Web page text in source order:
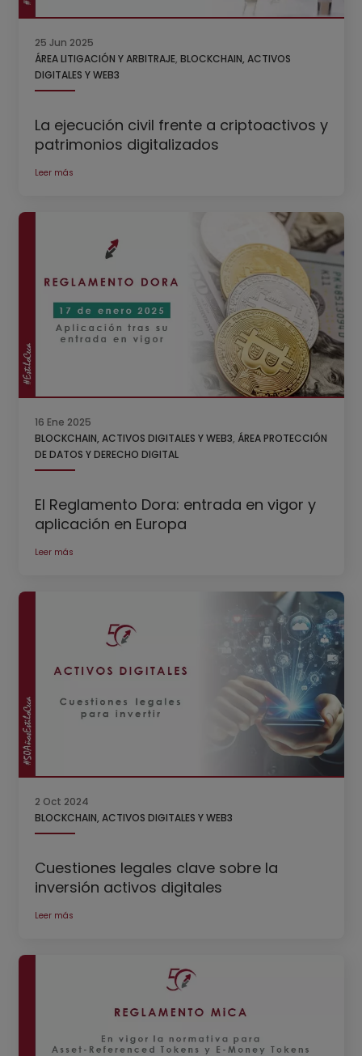
25 Jun 2025
ÁREA LITIGACIÓN Y ARBITRAJE, BLOCKCHAIN, ACTIVOS
DIGITALES Y WEB3
La ejecución civil frente a criptoactivos y
patrimonios digitalizados
Leer más
16 Ene 2025
BLOCKCHAIN, ACTIVOS DIGITALES Y WEB3, ÁREA PROTECCIÓN
DE DATOS Y DERECHO DIGITAL
El Reglamento Dora: entrada en vigor y
aplicación en Europa
Leer más
2 Oct 2024
BLOCKCHAIN, ACTIVOS DIGITALES Y WEB3
Cuestiones legales clave sobre la
inversión activos digitales
Leer más